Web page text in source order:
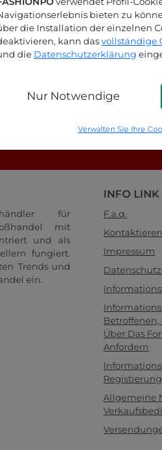
bieten zu
die Installation der einzelnen
kann dasvollständige
die Datenschutzerklärung
Nur Notwendige
Verwalten Sie Ihre
für
mit
und als
fungiert.
Trends und
ein.
INFO LINK
F.a.q.
Impressum
Über Das
Anfordern
Allgemeine